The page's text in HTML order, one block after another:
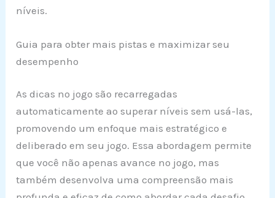
níveis.
Guia para obter mais pistas e maximizar seu
desempenho
As dicas no jogo são recarregadas
automaticamente ao superar níveis sem usá-las,
promovendo um enfoque mais estratégico e
deliberado em seu jogo. Essa abordagem permite
que você não apenas avance no jogo, mas
também desenvolva uma compreensão mais